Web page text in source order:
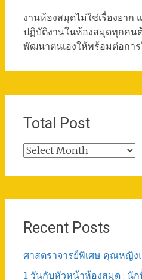
งานห้องสมุดไม่ใช่เรื่องยาก
ปฏิบัติงานในห้องสมุดทุกคน
พัฒนาตนเองให้พร้อมต่อการ
Total Post
Total
Recent Posts
ศาสตราจารย์พิเศษ คุณหญิ
1 วันกับหัวหน้าห้องสมุด : นั